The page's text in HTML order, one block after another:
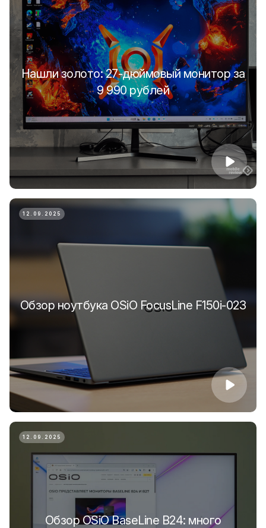
Нашли золото: 27-дюймовый монитор за
9 990 рублей
12.09.2025
Обзор ноутбука OSiO FocusLine F150i-023
12.09.2025
Обзор OSiO BaseLine B24: много